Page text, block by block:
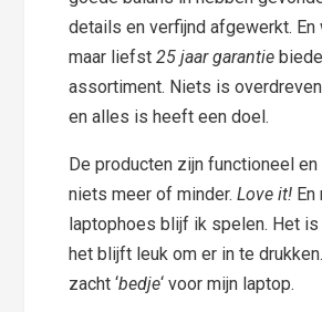
details en verfijnd afgewerkt.
maar liefst25 jaar garantie
assortiment. Niets is
en alles is heeft een doel.
De producten zijn functioneel
niets meer of minder.Love it! En
laptophoes blijf ik spelen. Het is
het blijft leuk om er in te
zacht ‘bedje‘ voor mijn laptop.